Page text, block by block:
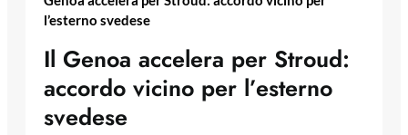
l’esterno svedese
Il Genoa accelera per Stroud:
accordo vicino per l’esterno
svedese